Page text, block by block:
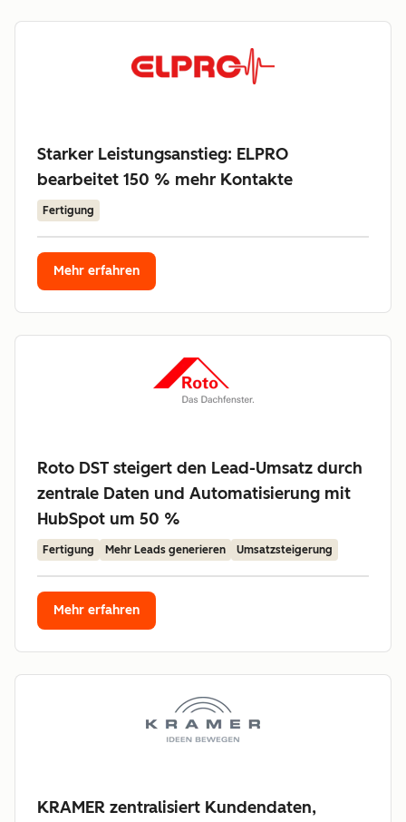
Starker Leistungsanstieg: ELPRO
bearbeitet 150 % mehr Kontakte
Fertigung
Mehr erfahren
Roto DST steigert den Lead-Umsatz durch
zentrale Daten und Automatisierung mit
HubSpot um 50 %
Fertigung Mehr Leads generieren Umsatzsteigerung
Mehr erfahren
KRAMER zentralisiert Kundendaten,